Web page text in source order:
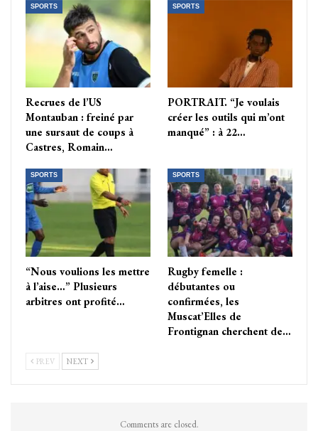
SPORTS
Recrues de l’US
Montauban : freiné par
une sursaut de coups à
Castres, Romain…
SPORTS
PORTRAIT. “Je voulais
créer les outils qui m’ont
manqué” : à 22…
SPORTS
“Nous voulions les mettre
à l’aise…” Plusieurs
arbitres ont profité…
SPORTS
Rugby femelle :
débutantes ou
confirmées, les
Muscat’Elles de
Frontignan cherchent de…
PREV NEXT
Comments are closed.